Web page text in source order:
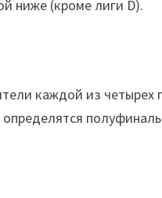
ниже (кроме лиги D).
каждой из четырех